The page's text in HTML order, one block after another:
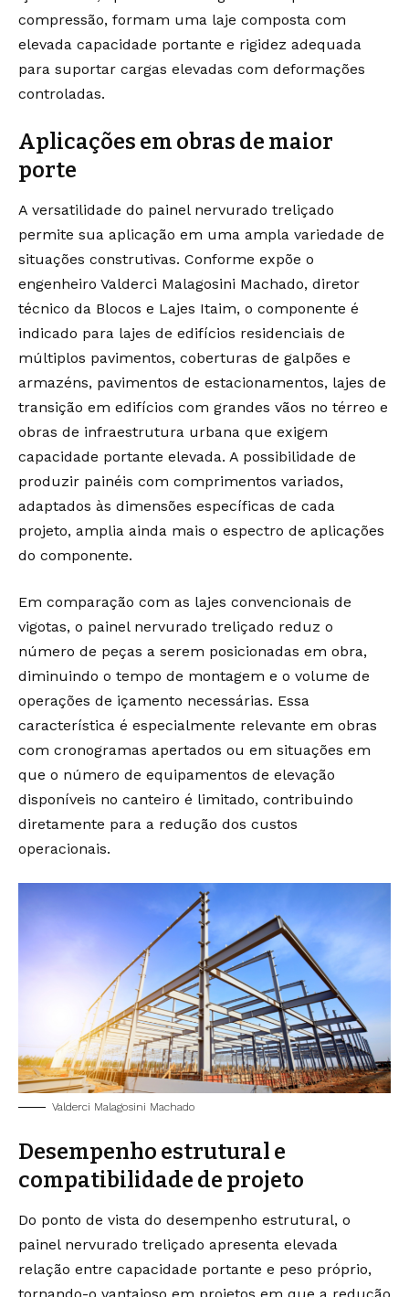
compressão, formam uma laje composta com
elevada capacidade portante e rigidez adequada
para suportar cargas elevadas com deformações
controladas.
Aplicações em obras de maior
porte
A versatilidade do painel nervurado treliçado
permite sua aplicação em uma ampla variedade de
situações construtivas. Conforme expõe o
engenheiro Valderci Malagosini Machado, diretor
técnico da Blocos e Lajes Itaim, o componente é
indicado para lajes de edifícios residenciais de
múltiplos pavimentos, coberturas de galpões e
armazéns, pavimentos de estacionamentos, lajes de
transição em edifícios com grandes vãos no térreo e
obras de infraestrutura urbana que exigem
capacidade portante elevada. A possibilidade de
produzir painéis com comprimentos variados,
adaptados às dimensões específicas de cada
projeto, amplia ainda mais o espectro de aplicações
do componente.
Em comparação com as lajes convencionais de
vigotas, o painel nervurado treliçado reduz o
número de peças a serem posicionadas em obra,
diminuindo o tempo de montagem e o volume de
operações de içamento necessárias. Essa
característica é especialmente relevante em obras
com cronogramas apertados ou em situações em
que o número de equipamentos de elevação
disponíveis no canteiro é limitado, contribuindo
diretamente para a redução dos custos
operacionais.
Valderci Malagosini Machado
Desempenho estrutural e
compatibilidade de projeto
Do ponto de vista do desempenho estrutural, o
painel nervurado treliçado apresenta elevada
relação entre capacidade portante e peso próprio,